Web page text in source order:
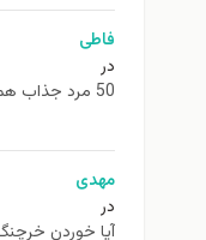
فاطی
در
50 مرد جذاب همه دوران ها
مهدی
در
آیا خوردن